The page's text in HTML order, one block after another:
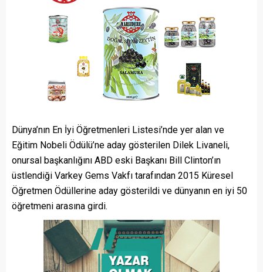
Dünya’nın En İyi Öğretmenleri Listesi’nde yer alan ve
Eğitim Nobeli Ödülü’ne aday gösterilen Dilek Livaneli,
onursal başkanlığını ABD eski Başkanı Bill Clinton’ın
üstlendiği Varkey Gems Vakfı tarafından 2015 Küresel
Öğretmen Ödüllerine aday gösterildi ve dünyanın en iyi 50
öğretmeni arasına girdi.